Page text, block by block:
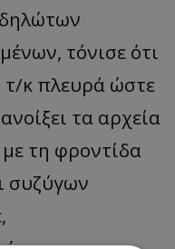
τόνισε ότι
τ/κ πλευρά ώστε
τα αρχεία
τη φροντίδα
συζύγων